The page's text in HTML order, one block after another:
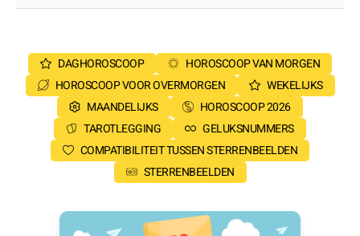
DAGHOROSCOOP
HOROSCOOP VAN MORGEN
HOROSCOOP VOOR OVERMORGEN
WEKELIJKS
MAANDELIJKS
HOROSCOOP 2026
TAROTLEGGING
GELUKSNUMMERS
COMPATIBILITEIT TUSSEN STERRENBEELDEN
STERRENBEELDEN